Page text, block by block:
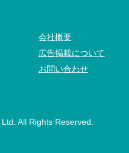
会社概要
広告掲載について
お問い合わせ
All Rights Reserved.